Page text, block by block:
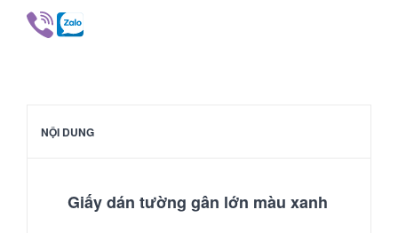
NỘI DUNG
Giấy dán tường gân lớn màu xanh